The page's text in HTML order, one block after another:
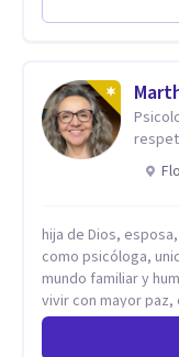
resultado de
es derecho de toda
hija de Dios,
como psicóloga,
mundo familiar y
vivir con mayor paz,
profundamente que
ciclo —personal,